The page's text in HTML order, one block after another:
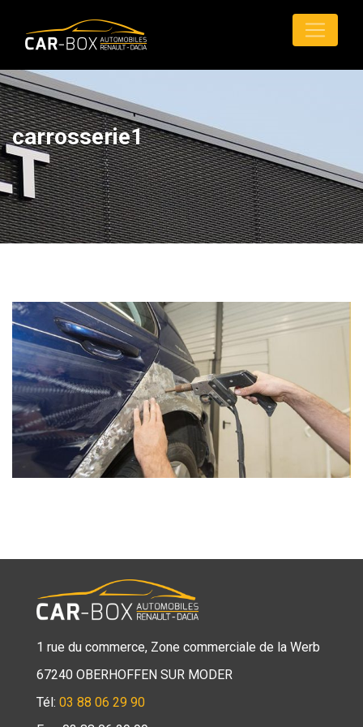
carrosserie1
1 rue du commerce, Zone commerciale de la Werb
67240 OBERHOFFEN SUR MODER
Tél: 03 88 06 29 90